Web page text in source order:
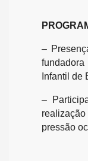
–
Infantil de
–
pressão